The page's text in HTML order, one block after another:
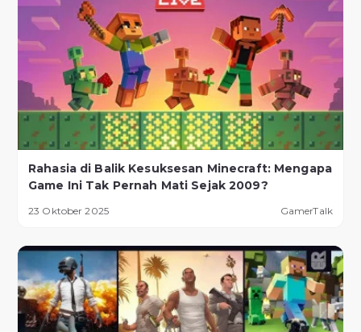
Rahasia di Balik Kesuksesan Minecraft: Mengapa
Game Ini Tak Pernah Mati Sejak 2009?
23 Oktober 2025 GamerTalk